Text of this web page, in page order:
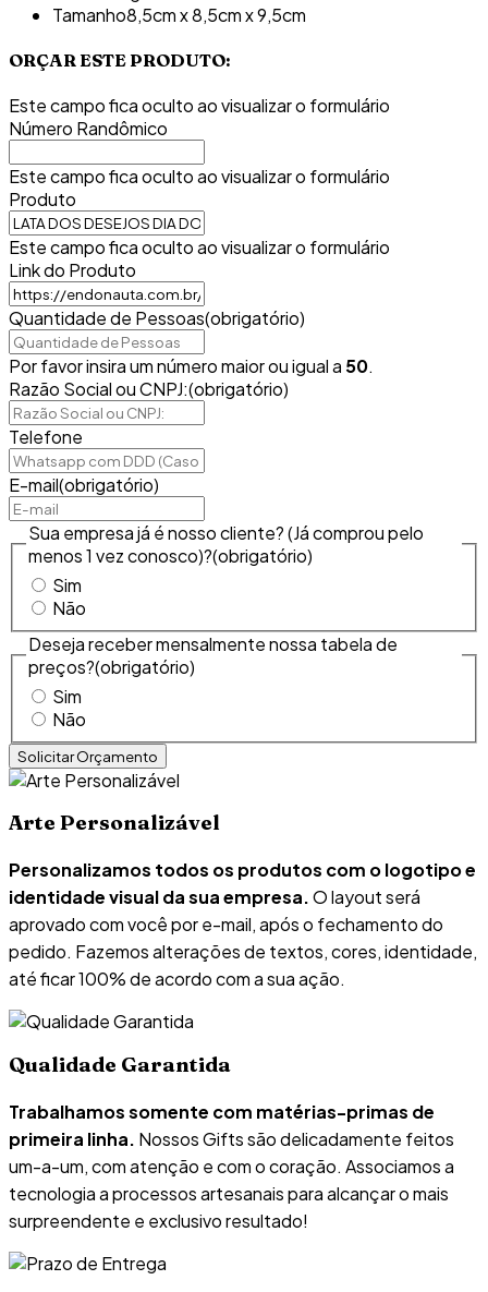
Tamanho8,5cm x 8,5cm x 9,5cm
ORÇAR ESTE PRODUTO:
Este campo fica oculto ao visualizar o formulário
Número Randômico
Este campo fica oculto ao visualizar o formulário
Produto
Este campo fica oculto ao visualizar o formulário
Link do Produto
Quantidade de Pessoas(obrigatório)
Por favor insira um número maior ou igual a 50.
Razão Social ou CNPJ:(obrigatório)
Telefone
E-mail(obrigatório)
Sua empresa já é nosso cliente? (Já comprou pelo
menos 1 vez conosco)?(obrigatório)
Sim
Não
Deseja receber mensalmente nossa tabela de
preços?(obrigatório)
Sim
Não
Arte Personalizável
Personalizamos todos os produtos com o logotipo e
identidade visual da sua empresa.O layout será
aprovado com você por e-mail, após o fechamento do
pedido. Fazemos alterações de textos, cores, identidade,
até ficar 100% de acordo com a sua ação.
Qualidade Garantida
Trabalhamos somente com matérias-primas de
primeira linha. Nossos Gifts são delicadamente feitos
um-a-um, com atenção e com o coração. Associamos a
tecnologia a processos artesanais para alcançar o mais
surpreendente e exclusivo resultado!